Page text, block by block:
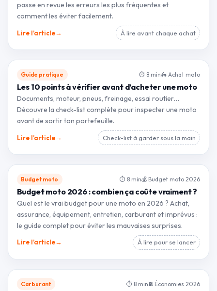
passe en revue les erreurs les plus fréquentes et
comment les éviter facilement.
Lire l’article→ À lire avant chaque achat
Guide pratique ⏱ 8 min🛵 Achat moto
Les 10 points à vérifier avant d’acheter une moto
Documents, moteur, pneus, freinage, essai routier…
Découvre la check-list complète pour inspecter une moto
avant de sortir ton portefeuille.
Lire l’article→ Check-list à garder sous la main
Budget moto ⏱ 8 min💰 Budget moto 2026
Budget moto 2026 : combien ça coûte vraiment ?
Quel est le vrai budget pour une moto en 2026 ? Achat,
assurance, équipement, entretien, carburant et imprévus :
le guide complet pour éviter les mauvaises surprises.
Lire l’article→ À lire pour se lancer
Carburant ⏱ 8 min⛽ Économies 2026